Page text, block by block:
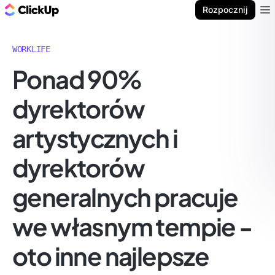
Rozpocznij
WORKLIFE
Ponad 90%
dyrektorów
artystycznych i
dyrektorów
generalnych pracuje
we własnym tempie -
oto inne najlepsze